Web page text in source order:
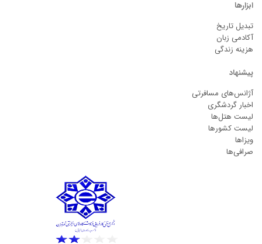
ابزارها
تبدیل تاریخ
آکادمی زبان
هزینه زندگی
پیشنهاد
آژانس‌های مسافرتی
اخبار گردشگری
لیست هتل‌ها
لیست کشورها
ویزاها
صرافی‌ها